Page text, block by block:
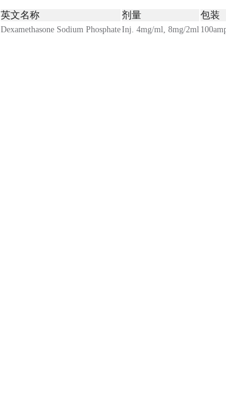
英文名称 剂量 包装
Dexamethasone Sodium PhosphateInj. 4mg/ml, 8mg/2ml